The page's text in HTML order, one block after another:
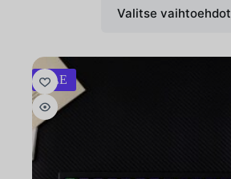
Valitse vaihtoehdot
ALE